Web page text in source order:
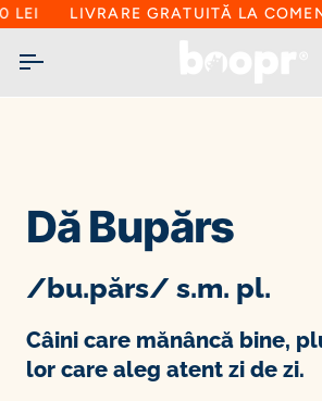
Sari
conținut
LIVRARE GRATUITĂ LA COMENZI DE
Dă Bupărs
/bu.părs/ s.m. pl.
Câini care mănâncă bine,
lor care aleg atent zi de zi.